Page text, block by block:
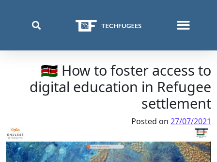
🇰🇪 How to foster access to
digital education in Refugee
settlement
Posted on 27/07/2021